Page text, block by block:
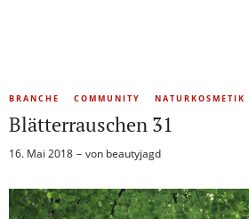
BRANCHE COMMUNITY NATURKOSMETIK
Blätterrauschen 31
16. Mai 2018 von beautyjagd